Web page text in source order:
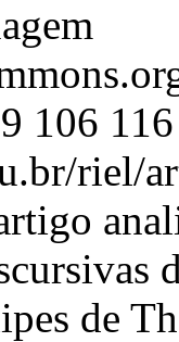
9 106 116
riel/
de